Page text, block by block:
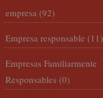
empresa (92)
Empresa responsable (11)
Empresas Familiarmente
Responsables (0)